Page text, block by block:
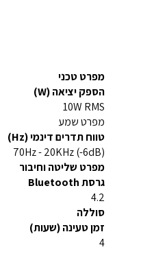
מפרט טכני
הספק יציאה (W)
10W RMS
מפרט שמע
טווח תדרים דינמי (Hz)
70Hz - 20KHz (-6dB)
מפרט שליטה וחיבור
גרסת Bluetooth
4.2
סוללה
זמן טעינה (שעות)
4